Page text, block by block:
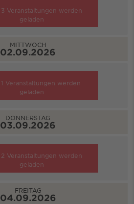
3 Veranstaltungen werden
geladen
MITTWOCH
02.09.2026
1 Veranstaltungen werden
geladen
DONNERSTAG
03.09.2026
2 Veranstaltungen werden
geladen
FREITAG
04.09.2026